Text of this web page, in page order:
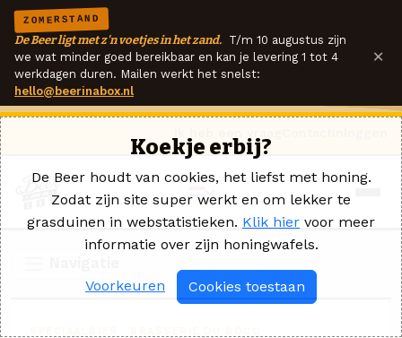
ZOMERSTAND
De Beer ligt met z'n voetjes in het zand. T/m 10 augustus zijn
we wat minder goed bereikbaar en kan je levering 1 tot 4
werkdagen duren. Mailen werkt het snelst:
hello@beerinabox.nl
×
Koekje erbij?
De Beer houdt van cookies, het liefst met honing.
Zodat zijn site super werkt en om lekker te
grasduinen in webstatistieken. Klik hier voor meer
informatie over zijn honingwafels.
Voorkeuren Cookies toestaan